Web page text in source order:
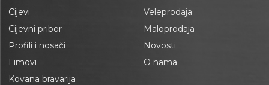
Cijevi
Cijevni pribor
Profili i nosači
Limovi
Kovana bravarija
Veleprodaja
Maloprodaja
Novosti
O nama